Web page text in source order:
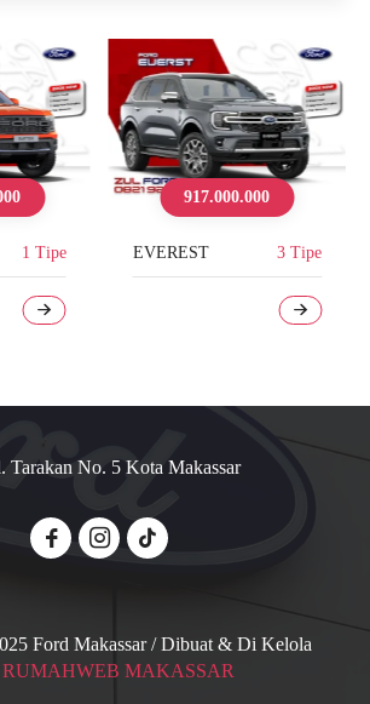
3 Tipe
617.000.000
RANGER 3 Tipe
Tarakan No. 5 Kota Makassar
Ford Makassar / Dibuat & Di Kelola
RUMAHWEB MAKASSAR